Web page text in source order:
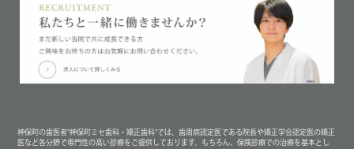
神保町の歯医者"神保町ミセ歯科・矯正歯科"では、歯周病認定医である院長や矯正学会認定医の矯正
医など各分野で専門性の高い診療をご提供しております。もちろん、保険診療での治療を基本とし